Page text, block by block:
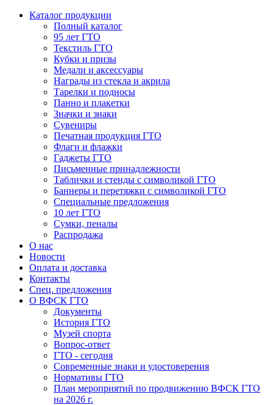
Каталог продукции
Полный каталог
95 лет ГТО
Текстиль ГТО
Кубки и призы
Медали и аксессуары
Награды из стекла и акрила
Тарелки и подносы
Панно и плакетки
Значки и знаки
Сувениры
Печатная продукция ГТО
Флаги и флажки
Гаджеты ГТО
Письменные принадлежности
Таблички и стенды с символикой ГТО
Баннеры и перетяжки с символикой ГТО
Специальные предложения
10 лет ГТО
Сумки, пеналы
Распродажа
О нас
Новости
Оплата и доставка
Контакты
Спец. предложения
О ВФСК ГТО
Документы
История ГТО
Музей спорта
Вопрос-ответ
ГТО - сегодня
Современные знаки и удостоверения
Нормативы ГТО
План мероприятий по продвижению ВФСК ГТО
на 2026 г.